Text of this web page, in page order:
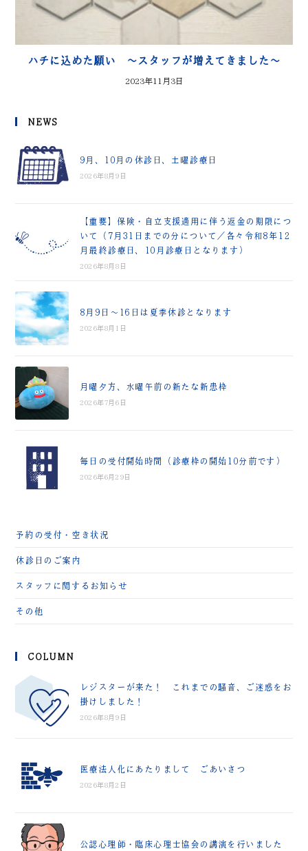
ハチに込めた願い ～スタッフが増えてきました～
2023年11月3日
NEWS
9月、10月の休診日、土曜診療日
2026年8月9日
【重要】保険・自立支援適用に伴う返金の期限につ
いて（7月31日までの分について／各々令和8年12
月最終診療日、10月診療日となります）
2026年8月8日
8月9日～16日は夏季休診となります
2026年8月1日
月曜夕方、水曜午前の新たな新患枠
2026年7月6日
毎日の受付開始時間（診療枠の開始10分前です）
2026年6月29日
予約の受付・空き状況
休診日のご案内
スタッフに関するお知らせ
その他
COLUMN
レジスターが来た！ これまでの騒音、ご迷惑をお
掛けしました！
2026年8月9日
医療法人化にあたりまして ごあいさつ
2026年8月2日
公認心理師・臨床心理士協会の講演を行いました